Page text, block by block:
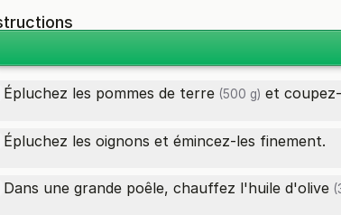
Épluchez les pommes de terre (500 g) et
Épluchez les oignons et émincez-les finement.
Dans une grande poêle, chauffez l'huile d'olive